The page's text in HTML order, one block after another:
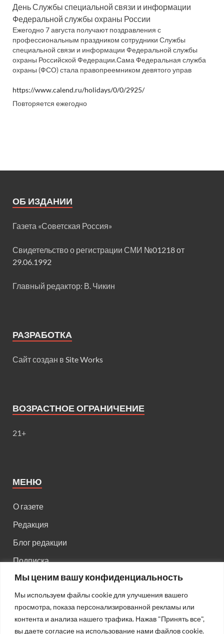
Мы ценим вашу конфиденциальность
Мы используем файлы cookie для улучшения вашего
просмотра, показа персонализированной рекламы или
контента и анализа нашего трафика. Нажав "Принять все",
вы даете согласие на использование нами файлов cookie.
День Службы специальной связи и информации
Федеральной службы охраны России
Ежегодно 7 августа получают поздравления с
профессиональным праздником сотрудники Службы
специальной связи и информации Федеральной службы
охраны Российской Федерации.Сама Федеральная служба
охраны (ФСО) стала правопреемником девятого управ
https://www.calend.ru/holidays/0/0/2925/
Повторяется ежегодно
ОБ ИЗДАНИИ
Газета «Советская Россия»
Свидетельство о регистрации СМИ №01218 от
29.06.1992
Главный редактор: В. Чикин
РАЗРАБОТКА
Сайт создан в Site Works
ВОЗРАСТНОЕ ОГРАНИЧЕНИЕ
21+
МЕНЮ
О газете
Редакция
Блог редакции
Подписка
Правила поведения на сайте
Реклама
Старый сайт